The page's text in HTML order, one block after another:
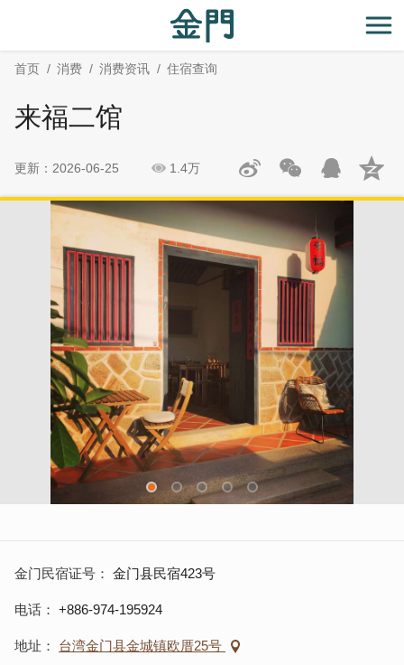
主
开
首页 消费 消费资讯 住宿查询
来福二馆
更新：2026-06-25 1.4万
社
金门民宿证号 金门县民宿423号
电话 +886-974-195924
地址 台湾金门县金城镇欧厝25号